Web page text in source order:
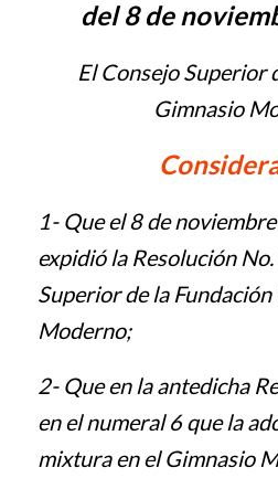
del 8 de
El Consejo Superior
Gimnasio
1- Que el 8 de
expidió la Resolución
Superior de la
Moderno;
2- Que en la antedicha
en el numeral 6 que la
mixtura en el Gimnasio